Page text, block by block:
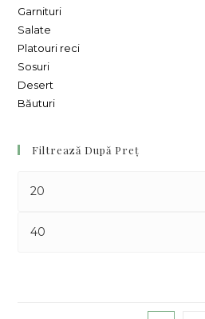
Garnituri
Salate
Platouri reci
Sosuri
Desert
Băuturi
Filtrează După Preț